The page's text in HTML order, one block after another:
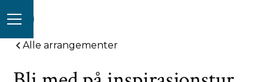
Alle arrangementer